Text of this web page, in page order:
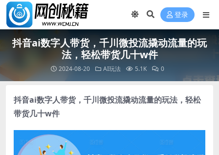
登录
抖音ai数字人带货，千川微投流撬动流量的玩
法，轻松带货几十w件
2024-08-20 AI玩法 5.1K 0
抖音ai数字人带货，千川微投流撬动流量的玩法，轻松
带货几十w件